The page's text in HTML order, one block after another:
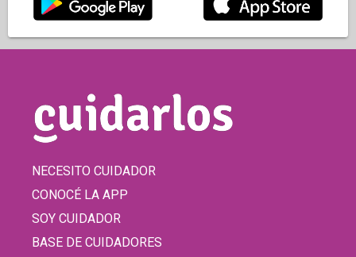
NECESITO CUIDADOR
CONOCÉ LA APP
SOY CUIDADOR
BASE DE CUIDADORES